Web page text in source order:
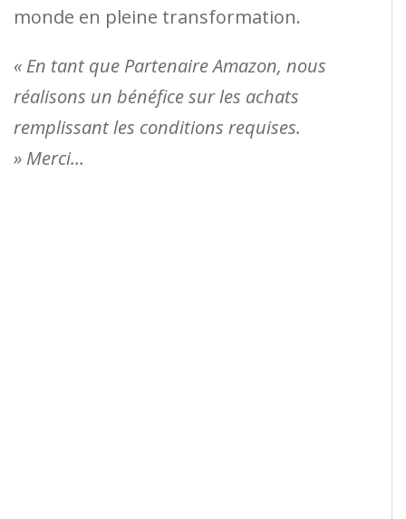
monde en pleine transformation.
« En tant que Partenaire Amazon, nous
réalisons un bénéfice sur les achats
remplissant les conditions requises.
» Merci…